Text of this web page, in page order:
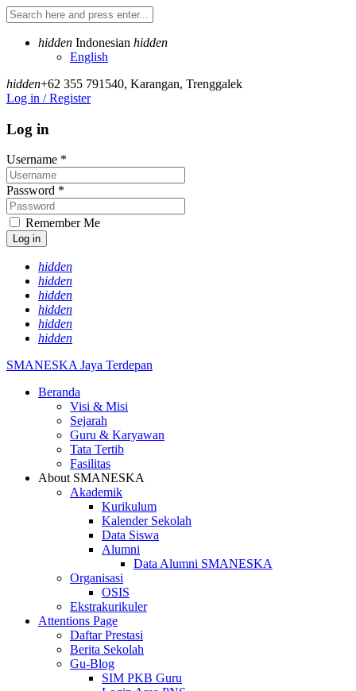
hidden Indonesian hidden
English
hidden+62 355 791540, Karangan, Trenggalek
Log in / Register
Log in
Username *
Password *
Remember Me
Log in
hidden
hidden
hidden
hidden
hidden
hidden
SMANESKA Jaya Terdepan
Beranda
Visi & Misi
Sejarah
Guru & Karyawan
Tata Tertib
Fasilitas
About SMANESKA
Akademik
Kurikulum
Kalender Sekolah
Data Siswa
Alumni
Data Alumni SMANESKA
Organisasi
OSIS
Ekstrakurikuler
Attentions Page
Daftar Prestasi
Berita Sekolah
Gu-Blog
SIM PKB Guru